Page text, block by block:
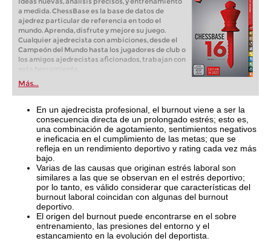
a medida. ChessBase es la base de datos de
ajedrez particular de referencia en todo el
mundo. Aprenda, disfrute y mejore su juego.
Cualquier ajedrecista con ambiciones, desde el
Campeón del Mundo hasta los jugadores de club o
los amigos ajedrecistas aficionados, trabajan con
Más...
En un ajedrecista profesional, el burnout viene a ser la
consecuencia directa de un prolongado estrés; esto es,
una combinación de agotamiento, sentimientos negativos
e ineficacia en el cumplimiento de las metas; que se
refleja en un rendimiento deportivo y rating cada vez más
bajo.
Varias de las causas que originan estrés laboral son
similares a las que se observan en el estrés deportivo;
por lo tanto, es válido considerar que características del
burnout laboral coincidan con algunas del burnout
deportivo.
El origen del burnout puede encontrarse en el sobre
entrenamiento, las presiones del entorno y el
estancamiento en la evolución del deportista.